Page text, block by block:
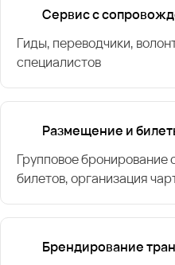
Сервис с
Гиды, переводчики,
специалистов
Размещение и
Групповое бронирование
билетов, организация
Брендирование